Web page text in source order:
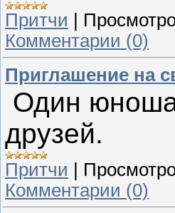
Притчи
Комментарии (0)
Приглашение на
Один юноша
друзей.
Притчи |
Комментарии (0)